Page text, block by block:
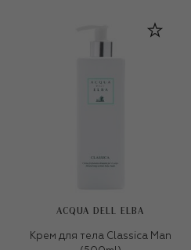
ACQUA DELL ELBA
Крем для тела Classica Man